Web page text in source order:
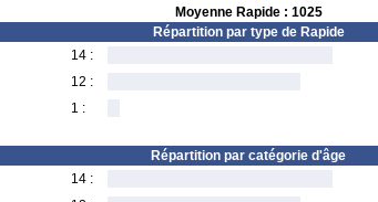
Moyenne Rapide : 1025
Répartition par type de Rapide
14 :
12 :
1 :
Répartition par catégorie d'âge
14 :